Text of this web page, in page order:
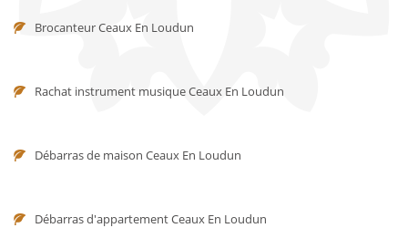
Brocanteur Ceaux En Loudun
Rachat instrument musique Ceaux En Loudun
Débarras de maison Ceaux En Loudun
Débarras d'appartement Ceaux En Loudun